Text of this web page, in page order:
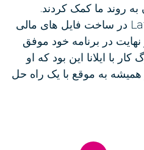
روند ما کمک کردند.
“تجربه تیم Latitude Group در ساخت فایل های مالی
نهایت در برنامه خود موفق
با ایلانا این بود که او
به موقع با یک راه حل